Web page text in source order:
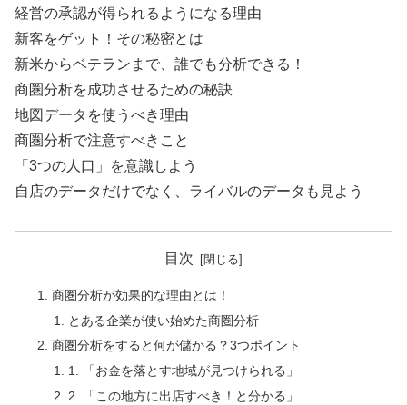
経営の承認が得られるようになる理由
新客をゲット！その秘密とは
新米からベテランまで、誰でも分析できる！
商圏分析を成功させるための秘訣
地図データを使うべき理由
商圏分析で注意すべきこと
「3つの人口」を意識しよう
自店のデータだけでなく、ライバルのデータも見よう
目次
商圏分析が効果的な理由とは！
とある企業が使い始めた商圏分析
商圏分析をすると何が儲かる？3つポイント
1. 「お金を落とす地域が見つけられる」
2. 「この地方に出店すべき！と分かる」